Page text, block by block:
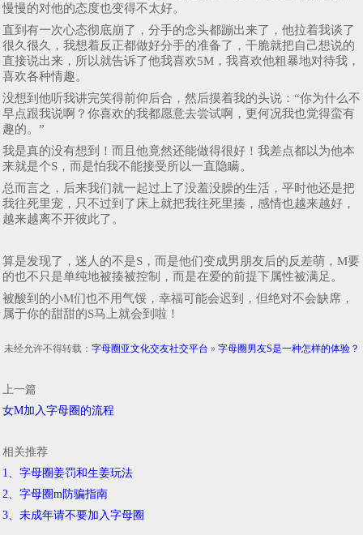
慢慢的对他的态度也变得不太好。
直到有一次心态彻底崩了，分手的念头都蹦出来了，他拉着我谈了
很久很久，我想着反正都做好分手的准备了，干脆就把自己想说的
直接说出来，所以就告诉了他我喜欢5M，我喜欢他粗暴地对待我，
喜欢各种情趣。
没想到他听我讲完笑得前仰后合，然后摸着我的头说：“你为什么不
早点跟我说啊？你喜欢的我都愿意去尝试啊，更何况我也觉得蛮有
趣的。”
我是真的没有想到！而且他竟然还能做得很好！我差点都以为他本
来就是个S，而是怕我不能接受所以一直隐瞒。
总而言之，后来我们就一起过上了没羞没臊的生活，平时他还是把
我往死里宠，只不过到了床上就把我往死里揍，感情也越来越好，
越来越离不开彼此了。
算是发现了，迷人的不是S，而是他们变成男朋友后的反差萌，M要
的也不只是单纯地被揍被控制，而是在爱的前提下属性被满足。
被酸到的小M们也不用气馁，幸福可能会迟到，但绝对不会缺席，
属于你的甜甜的S马上就会到啦！
未经允许不得转载： 字母圈亚文化交友社交平台 » 字母圈男友S是一种怎样的体验？
上一篇
女M加入字母圈的流程
相关推荐
1、字母圈姜罚和生姜玩法
2、字母圈m防骗指南
3、未成年请不要加入字母圈